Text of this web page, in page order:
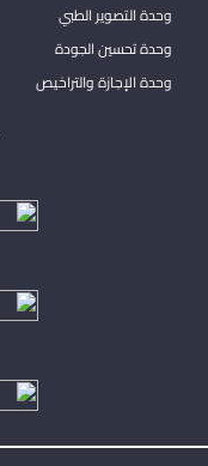
وحدة التصوير الطبي
وحدة تحسين الجودة
وحدة الإجازة والتراخيص